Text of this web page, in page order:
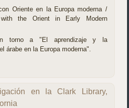
Oriente en la Europa moderna /
with the Orient in Early Modern
torno a "El aprendizaje y la
árabe en la Europa moderna".
en la Clark Library,